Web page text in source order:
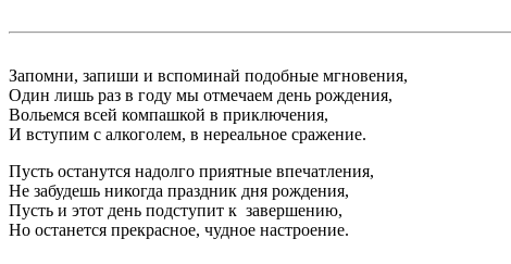
Запомни, запиши и вспоминай подобные мгновения,
Один лишь раз в году мы отмечаем день рождения,
Вольемся всей компашкой в приключения,
И вступим с алкоголем, в нереальное сражение.
Пусть останутся надолго приятные впечатления,
Не забудешь никогда праздник дня рождения,
Пусть и этот день подступит к завершению,
Но останется прекрасное, чудное настроение.